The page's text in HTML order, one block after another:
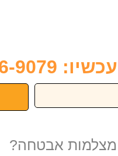
256-9079
אבטחה?